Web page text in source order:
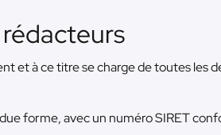
et à ce titre se charge de toutes les
forme, avec un numéro SIRET